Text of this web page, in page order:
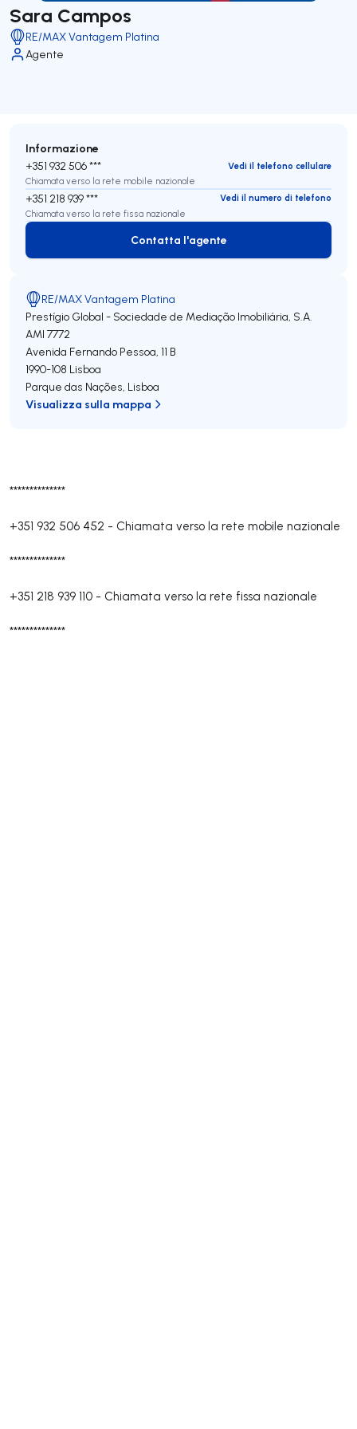
Sara Campos
RE/MAX Vantagem Platina
Agente
**************
+351 932 506 452 - Chiamata verso la rete mobile nazionale
**************
+351 218 939 110 - Chiamata verso la rete fissa nazionale
**************
Informazione
+351 932 506 ***
Vedi il telefono cellulare
Chiamata verso la rete mobile nazionale
+351 218 939 ***
Vedi il numero di telefono
Chiamata verso la rete fissa nazionale
Contatta l'agente
Contatta l'agente
RE/MAX Vantagem Platina
Prestígio Global - Sociedade de Mediação Imobiliária, S.A.
AMI 7772
Avenida Fernando Pessoa, 11 B
1990-108 Lisboa
Parque das Nações, Lisboa
Visualizza sulla mappa